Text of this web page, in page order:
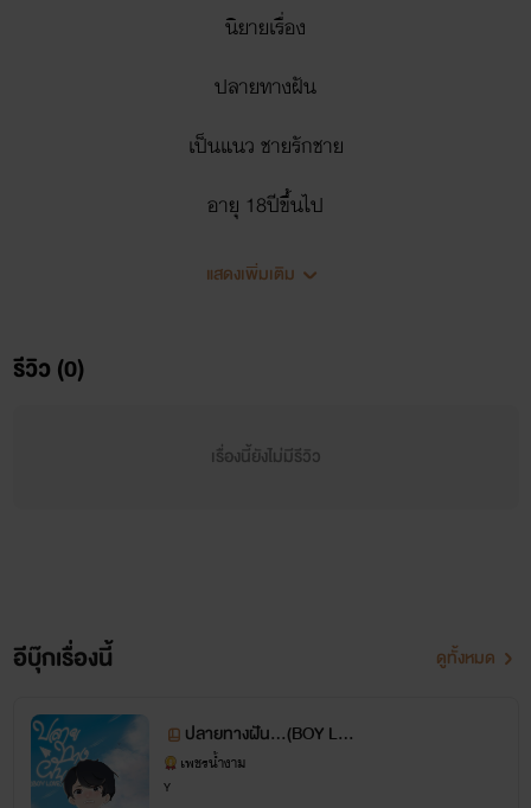
นิยายเรื่อง
ปลายทางฝัน
เป็นแนว ชายรักชาย
อายุ 18ปีขึ้นไป
แต่งโดย เพชรน้ำงาม
1.รูปหน้าปกนิยาย รวมถึงรูปต่างๆ ที่ลง เป็นภาพจาก pinterest
ทั้งสิ้น(ต้องขออนุญาติเจ้าของภาพ บุคคลในภาพด้วยนะคะ)
เลยเจ้าค่ะ
ลงนิยายปกติจะลงวันละตอน ถ้าวันไหนลืม ไม่ว่าง กรณีฉุกเฉิน
แสดงเพิ่มเติม
รีวิว (0)
เรื่องนี้ยังไม่มีรีวิว
อีบุ๊กเรื่องนี้ ดูทั้งหมด
ปลายทางฝัน...(BOY LO
VE) || เพชรน้ำงาม ||
เพชรน้ำงาม
Y